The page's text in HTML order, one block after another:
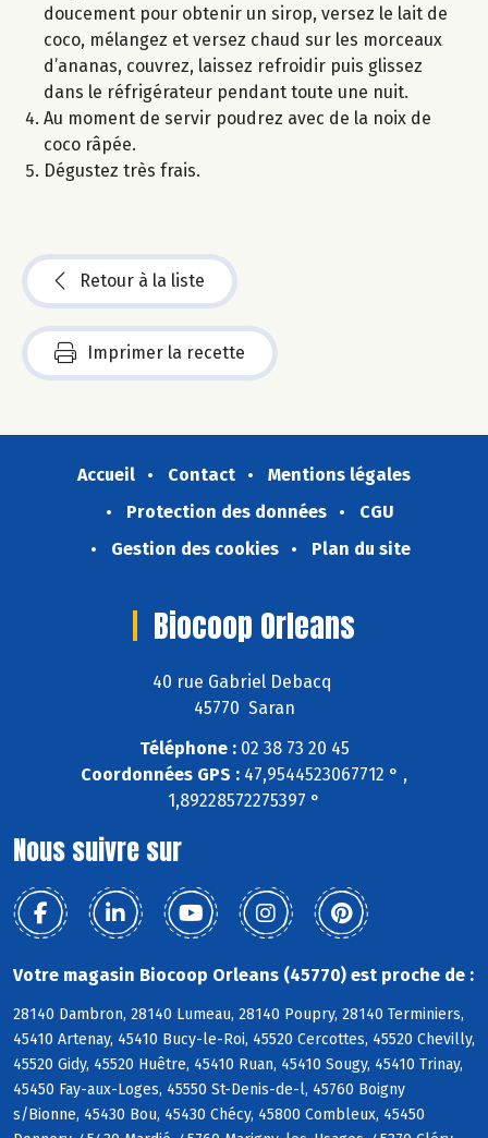
doucement pour obtenir un sirop, versez le lait de
coco, mélangez et versez chaud sur les morceaux
d’ananas, couvrez, laissez refroidir puis glissez
dans le réfrigérateur pendant toute une nuit.
Au moment de servir poudrez avec de la noix de
coco râpée.
Dégustez très frais.
Retour à la liste
Imprimer la recette
Accueil Contact
Mentions légales
Protection des données
CGU
Gestion des cookies
Plan du site
Biocoop Orleans
40 rue Gabriel Debacq
45770 Saran
Téléphone :02 38 73 20 45
Coordonnées GPS : 47,9544523067712 ° ,
1,89228572275397 °
Nous suivre sur
Votre magasin Biocoop Orleans (45770) est proche de :
28140 Dambron, 28140 Lumeau, 28140 Poupry, 28140 Terminiers,
45410 Artenay, 45410 Bucy-le-Roi, 45520 Cercottes, 45520 Chevilly,
45520 Gidy, 45520 Huêtre, 45410 Ruan, 45410 Sougy, 45410 Trinay,
45450 Fay-aux-Loges, 45550 St-Denis-de-l, 45760 Boigny
s/Bionne, 45430 Bou, 45430 Chécy, 45800 Combleux, 45450